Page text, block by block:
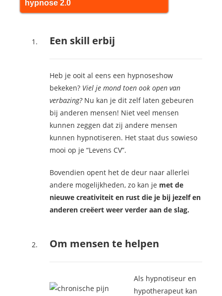
hypnose 2.0
Een skill erbij
Heb je ooit al eens een hypnoseshow
bekeken? Viel je mond toen ook open van
verbazing?Nu kan je dit zelf laten gebeuren
bij anderen mensen! Niet veel mensen
kunnen zeggen dat zij andere mensen
kunnen hypnotiseren. Het staat dus sowieso
mooi op je “Levens CV”.
Bovendien opent het de deur naar allerlei
andere mogelijkheden, zo kan je met de
nieuwe creativiteit en rust die je bij jezelf en
anderen creëert weer verder aan de slag.
Om mensen te helpen
Als hypnotiseur en
hypotherapeut kan